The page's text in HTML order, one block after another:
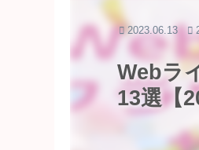
Webラ
13選【
2023.06.13